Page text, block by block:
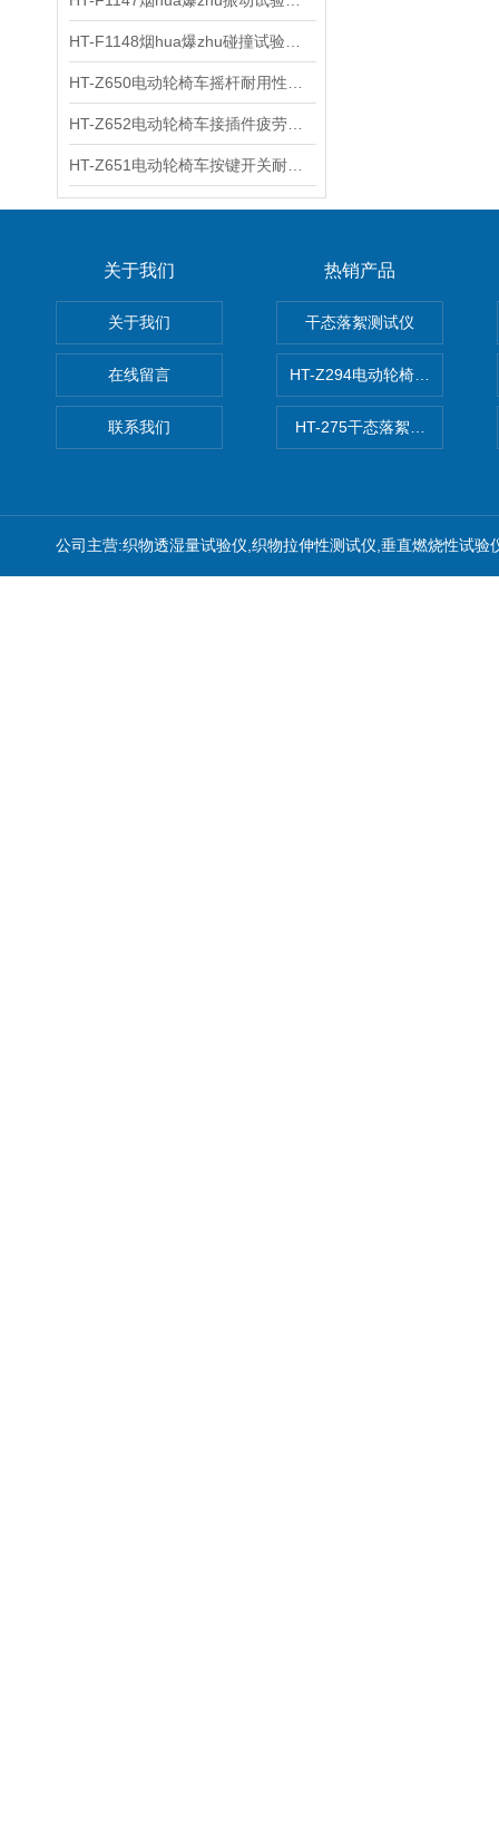
关于我们
关于我们
在线留言
联系我们
热销产品
干态落絮测试仪
HT-Z294电动轮椅车耗电量测
HT-275干态落絮测试仪
公司主营:织物透湿量试验仪,织物拉伸性测试仪,垂直燃烧性试验